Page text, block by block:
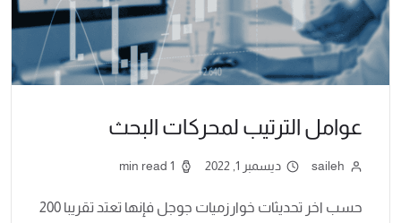
عوامل الترتيب لمحركات البحث
saileh ديسمبر 1, 2022 1 min read
حسب اخر تحديثات خوارزميات جوجل فإنها تعتد تقريبا 200